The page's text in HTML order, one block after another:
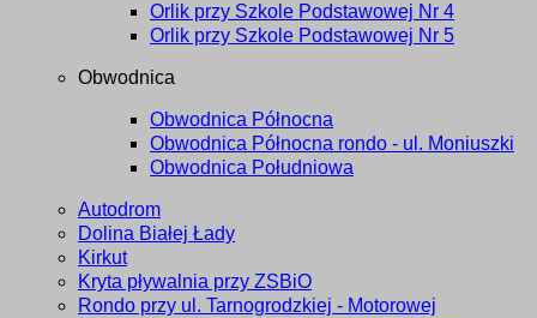
Orlik przy Szkole Podstawowej Nr 4
Orlik przy Szkole Podstawowej Nr 5
Obwodnica
Obwodnica Północna
Obwodnica Północna rondo - ul. Moniuszki
Obwodnica Południowa
Autodrom
Dolina Białej Łady
Kirkut
Kryta pływalnia przy ZSBiO
Rondo przy ul. Tarnogrodzkiej - Motorowej